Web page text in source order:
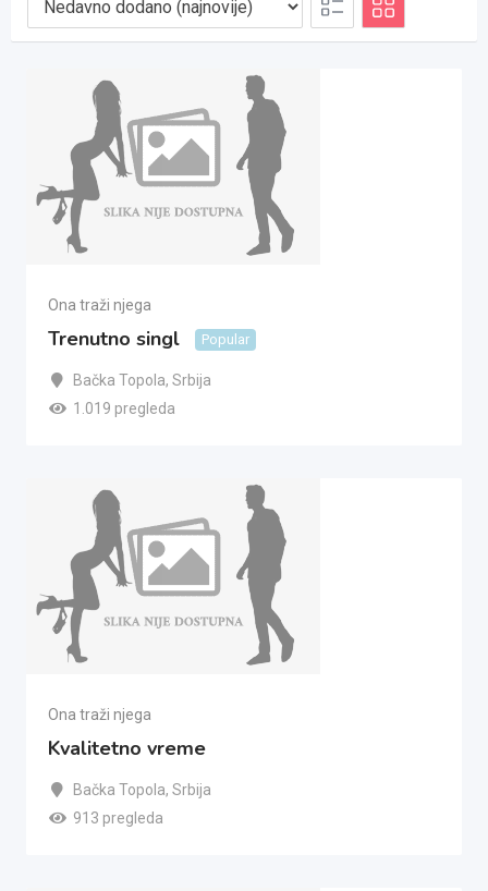
Ona traži njega
Trenutno singl Popular
Bačka Topola, Srbija
1.019 pregleda
Ona traži njega
Kvalitetno vreme
Bačka Topola, Srbija
913 pregleda